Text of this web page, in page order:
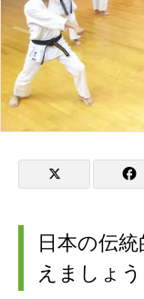
日本の伝
えましょう